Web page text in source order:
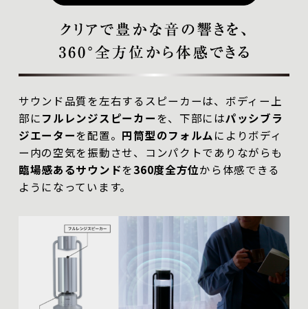
サウンド品質を左右するスピーカーは、ボディー上
部にフルレンジスピーカーを、下部にはパッシブラ
ジエーターを配置。 円筒型のフォルムによりボディ
ー内の空気を振動させ、コンパクトでありながらも
臨場感あるサウンドを360度全方位から体感できる
ようになっています。